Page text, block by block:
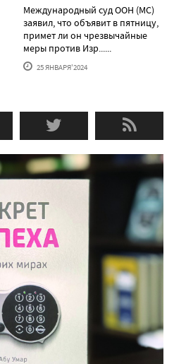
Международный суд ООН (МС)
заявил, что объявит в пятницу,
примет ли он чрезвычайные
меры против Изр......
25 ЯНВАРЯ'2024